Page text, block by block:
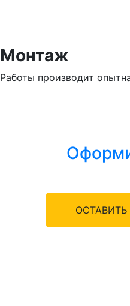
Монтаж
Работы производит
ОСТАВИТЬ